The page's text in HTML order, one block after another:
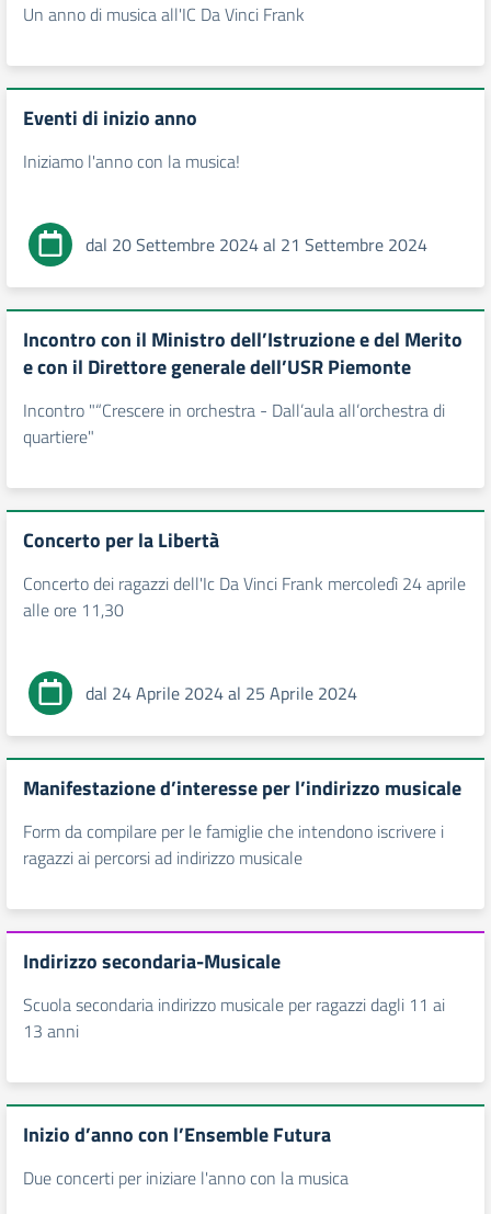
Un anno di musica all'IC Da Vinci Frank
Eventi di inizio anno
Iniziamo l'anno con la musica!
dal 20 Settembre 2024 al 21 Settembre 2024
Incontro con il Ministro dell’Istruzione e del Merito
e con il Direttore generale dell’USR Piemonte
Incontro "“Crescere in orchestra - Dall’aula all’orchestra di
quartiere"
Concerto per la Libertà
Concerto dei ragazzi dell'Ic Da Vinci Frank mercoledì 24 aprile
alle ore 11,30
dal 24 Aprile 2024 al 25 Aprile 2024
Manifestazione d’interesse per l’indirizzo musicale
Form da compilare per le famiglie che intendono iscrivere i
ragazzi ai percorsi ad indirizzo musicale
Indirizzo secondaria-Musicale
Scuola secondaria indirizzo musicale per ragazzi dagli 11 ai
13 anni
Inizio d’anno con l’Ensemble Futura
Due concerti per iniziare l'anno con la musica